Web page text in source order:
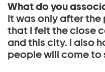
What do you
It was only after
that I felt the close
and this city. I also
people will come to